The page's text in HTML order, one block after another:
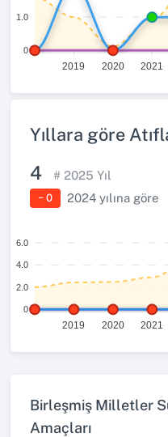
1.0
0
2019 2020 2021
Yıllara göre
4 # 2025 Yıl
− 0 2024 yılına göre
6.0
4.0
2.0
0
2019 2020 2021
Birleşmiş Milletler
Amaçları